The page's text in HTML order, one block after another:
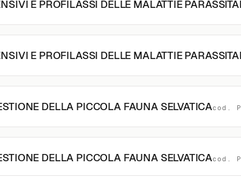
E PROFILASSI DELLE MALATTIE
E PROFILASSI DELLE MALATTIE
DELLA PICCOLA FAUNA SELVATICAcod.
DELLA PICCOLA FAUNA SELVATICAcod.